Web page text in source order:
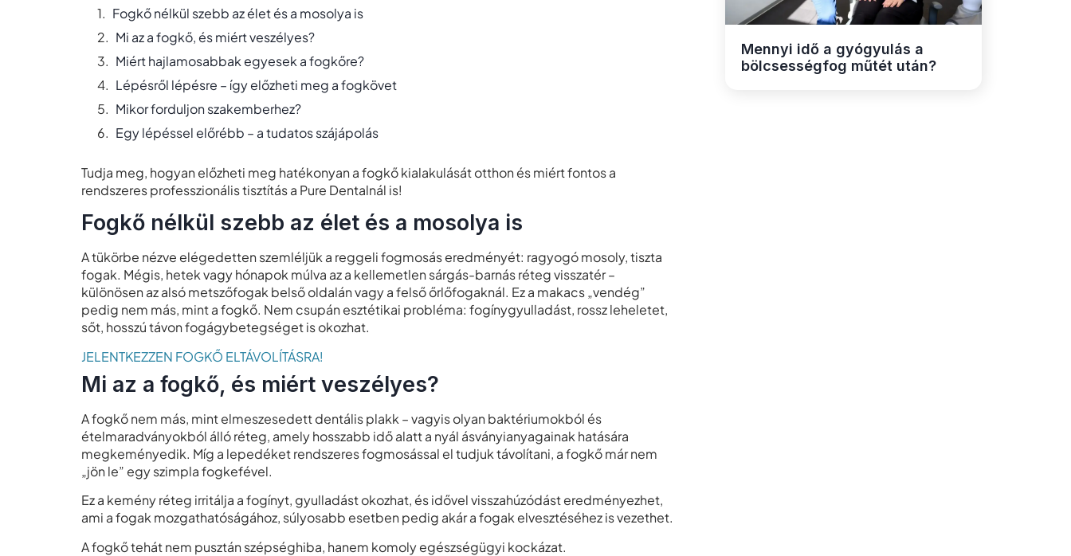
Fogkő nélkül szebb az élet és a mosolya is
Mi az a fogkő, és miért veszélyes?
Miért hajlamosabbak egyesek a fogkőre?
Lépésről lépésre – így előzheti meg a fogkövet
Mikor forduljon szakemberhez?
Egy lépéssel előrébb – a tudatos szájápolás
Tudja meg, hogyan előzheti meg hatékonyan a fogkő kialakulását otthon és miért fontos a
rendszeres professzionális tisztítás a Pure Dentalnál is!
Fogkő nélkül szebb az élet és a mosolya is
A tükörbe nézve elégedetten szemléljük a reggeli fogmosás eredményét: ragyogó mosoly, tiszta
fogak. Mégis, hetek vagy hónapok múlva az a kellemetlen sárgás-barnás réteg visszatér –
különösen az alsó metszőfogak belső oldalán vagy a felső őrlőfogaknál. Ez a makacs „vendég”
pedig nem más, mint a fogkő. Nem csupán esztétikai probléma: fogínygyulladást, rossz leheletet,
sőt, hosszú távon fogágybetegséget is okozhat.
JELENTKEZZEN FOGKŐ ELTÁVOLÍTÁSRA!
Mi az a fogkő, és miért veszélyes?
A fogkő nem más, mint elmeszesedett dentális plakk – vagyis olyan baktériumokból és
ételmaradványokból álló réteg, amely hosszabb idő alatt a nyál ásványianyagainak hatására
megkeményedik. Míg a lepedéket rendszeres fogmosással el tudjuk távolítani, a fogkő már nem
„jön le” egy szimpla fogkefével.
Ez a kemény réteg irritálja a fogínyt, gyulladást okozhat, és idővel visszahúzódást eredményezhet,
ami a fogak mozgathatóságához, súlyosabb esetben pedig akár a fogak elvesztéséhez is vezethet.
A fogkő tehát nem pusztán szépséghiba, hanem komoly egészségügyi kockázat.
Mennyi idő a gyógyulás a
bölcsességfog műtét után?